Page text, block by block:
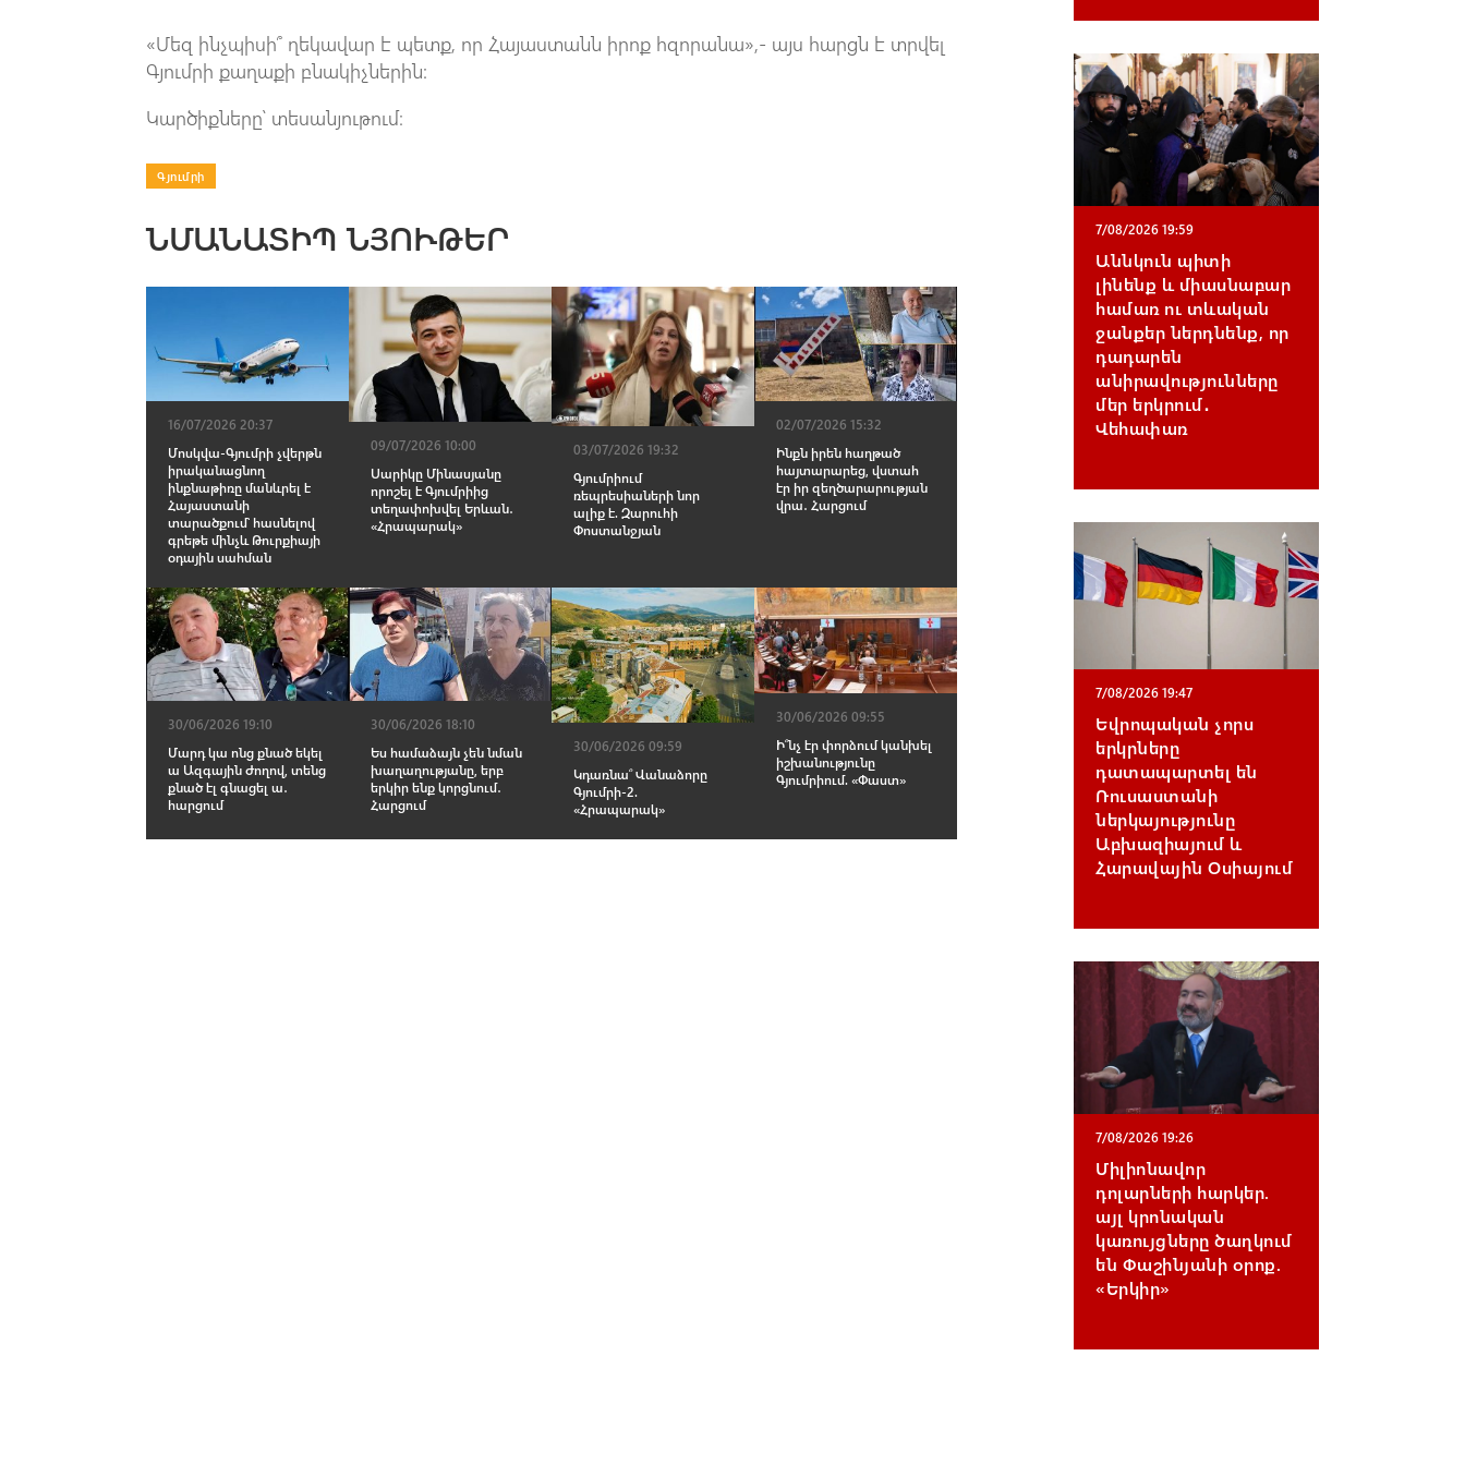
«Մեզ ինչպիսի՞ ղեկավար է պետք, որ Հայաստանն իրոք հզորանա»,- այս հարցն է տրվել
Գյումրի քաղաքի բնակիչներին:
Կարծիքները՝ տեսանյութում։
Գյումրի
ՆՄԱՆԱՏԻՊ ՆՅՈՒԹԵՐ
16/07/2026 20:37
Մոսկվա-Գյումրի չվերթն
իրականացնող
ինքնաթիռը մանևրել է
Հայաստանի
տարածքում՝ հասնելով
գրեթե մինչև Թուրքիայի
օդային սահման
09/07/2026 10:00
Սարիկը Մինասյանը
որոշել է Գյումրիից
տեղափոխվել Երևան․
«Հրապարակ»
03/07/2026 19:32
Գյումրիում
ռեպրեսիաների նոր
ալիք է. Զարուհի
Փոստանջյան
02/07/2026 15:32
Ինքն իրեն հաղթած
հայտարարեց, վստահ
էր իր զեղծարարության
վրա․ Հարցում
30/06/2026 19:10
Մարդ կա ոնց քնած եկել
ա Ազգային Ժողով, տենց
քնած էլ գնացել ա․
հարցում
30/06/2026 18:10
Ես համաձայն չեն նման
խաղաղությանը, երբ
երկիր ենք կորցնում․
Հարցում
30/06/2026 09:59
Կդառնա՞ Վանաձորը
Գյումրի-2.
«Հրապարակ»
30/06/2026 09:55
Ի՞նչ էր փորձում կանխել
իշխանությունը
Գյումրիում. «Փաստ»
7/08/2026 19:59
Աննկուն պիտի
լինենք և միասնաբար
համառ ու տևական
ջանքեր ներդնենք, որ
դադարեն
անիրավությունները
մեր երկրում․
Վեհափառ
7/08/2026 19:47
Եվրոպական չորս
երկրները
դատապարտել են
Ռուսաստանի
ներկայությունը
Աբխազիայում և
Հարավային Օսիայում
7/08/2026 19:26
Միլիոնավոր
դոլարների հարկեր.
այլ կրոնական
կառույցները ծաղկում
են Փաշինյանի օրոք.
«Երկիր»